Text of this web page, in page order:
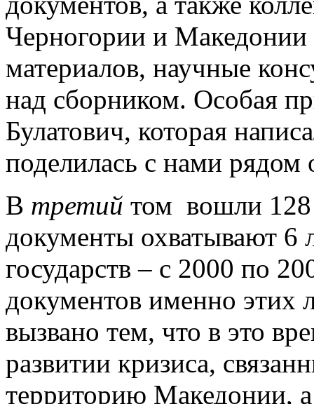
Черногории и
материалов, научные
над сборником. Особая
Булатович, которая
поделилась с нами
В третий том вошли 128
документы охватывают 6
государств – с 2000 по
документов именно этих
вызвано тем, что в это
развитии кризиса,
территорию Македонии,